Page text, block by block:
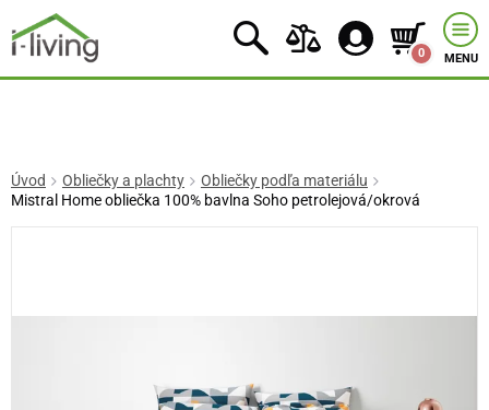
0 MENU
Úvod Obliečky a plachty
Obliečky podľa materiálu
Mistral Home obliečka 100% bavlna Soho petrolejová/okrová